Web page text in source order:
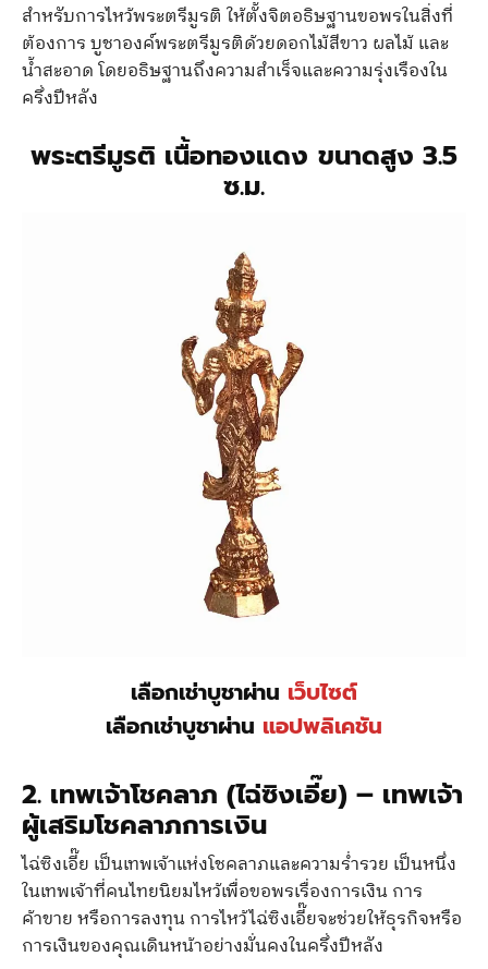
สำหรับการไหว้พระตรีมูรติ ให้ตั้งจิตอธิษฐานขอพรในสิ่งที่
ต้องการ บูชาองค์พระตรีมูรติด้วยดอกไม้สีขาว ผลไม้ และ
น้ำสะอาด โดยอธิษฐานถึงความสำเร็จและความรุ่งเรืองใน
ครึ่งปีหลัง
พระตรีมูรติ เนื้อทองแดง ขนาดสูง 3.5
ซ.ม.
เลือกเช่าบูชาผ่าน เว็บไซต์
เลือกเช่าบูชาผ่าน แอปพลิเคชัน
2. เทพเจ้าโชคลาภ (ไฉ่ซิงเอี๊ย) – เทพเจ้า
ผู้เสริมโชคลาภการเงิน
ไฉ่ซิงเอี๊ย เป็นเทพเจ้าแห่งโชคลาภและความร่ำรวย เป็นหนึ่ง
ในเทพเจ้าที่คนไทยนิยมไหว้เพื่อขอพรเรื่องการเงิน การ
ค้าขาย หรือการลงทุน การไหว้ไฉ่ซิงเอี๊ยจะช่วยให้ธุรกิจหรือ
การเงินของคุณเดินหน้าอย่างมั่นคงในครึ่งปีหลัง